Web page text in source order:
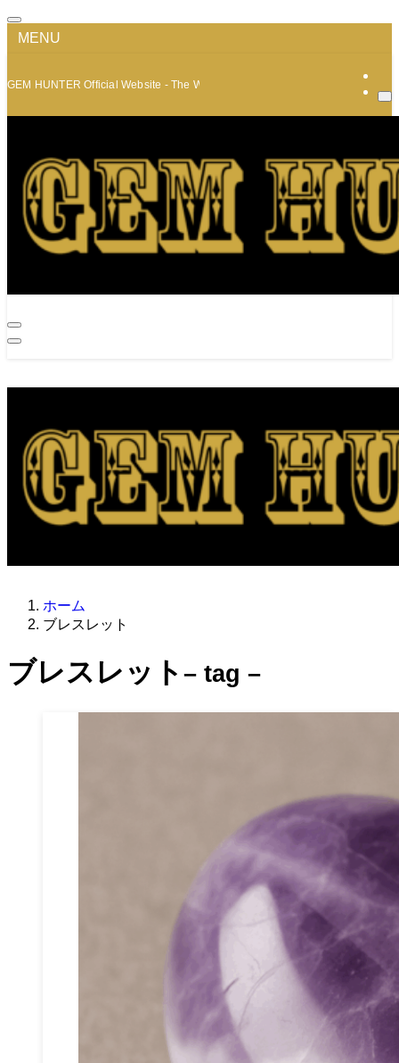
MENU
GEM HUNTER Official Website - The World of Minerals and Jewelry
ホーム
ブレスレット
ブレスレット – tag –